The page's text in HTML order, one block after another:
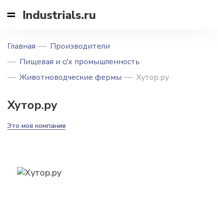
Industrials.ru
Главная
Производители
Пищевая и с/х промышленность
Животноводческие фермы
Хутор.ру
Хутор.ру
Это моя компания